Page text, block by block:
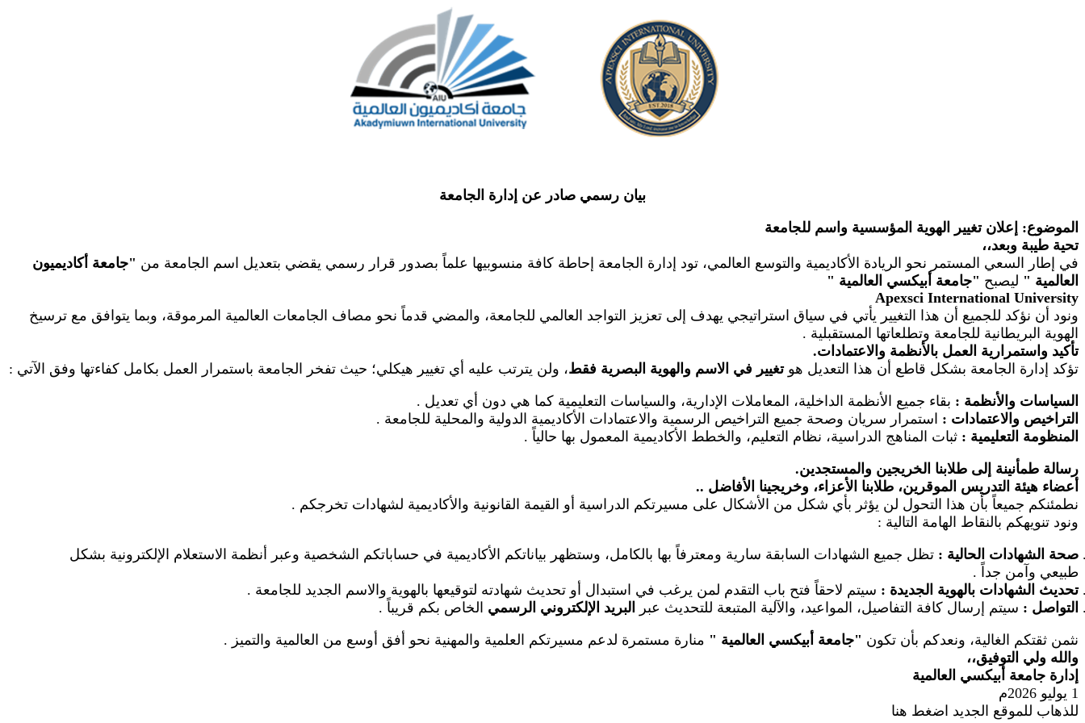
بيان رسمي صادر عن إدارة الجامعة
الموضوع: إعلان تغيير الهوية المؤسسية واسم للجامعة
تحية طيبة وبعد،،
في إطار السعي المستمر نحو الريادة الأكاديمية والتوسع العالمي، تود إدارة الجامعة إحاطة كافة منسوبيها علماً بصدور قرار رسمي يقضي بتعديل اسم الجامعة من "جامعة أكاديميون
العالمية " ليصبح "جامعة أبيكسي العالمية "
International University
Apexsci
ونود أن نؤكد للجميع أن هذا التغيير يأتي في سياق استراتيجي يهدف إلى تعزيز التواجد العالمي للجامعة، والمضي قدماً نحو مصاف الجامعات العالمية المرموقة، وبما يتوافق مع ترسيخ
الهوية البريطانية للجامعة وتطلعاتها المستقبلية .
تأكيد واستمرارية العمل بالأنظمة والاعتمادات.
تؤكد إدارة الجامعة بشكل قاطع أن هذا التعديل هوتغيير في الاسم والهوية البصرية فقط، ولن يترتب عليه أي تغيير هيكلي؛ حيث تفخر الجامعة باستمرار العمل بكامل كفاءتها وفق الآتي :
السياسات والأنظمة : بقاء جميع الأنظمة الداخلية، المعاملات الإدارية، والسياسات التعليمية كما هي دون أي تعديل .
التراخيص والاعتمادات : استمرار سريان وصحة جميع التراخيص الرسمية والاعتمادات الأكاديمية الدولية والمحلية للجامعة .
المنظومة التعليمية : ثبات المناهج الدراسية، نظام التعليم، والخطط الأكاديمية المعمول بها حالياً .
رسالة طمأنينة إلى طلابنا الخريجين والمستجدين.
أعضاء هيئة التدريس الموقرين، طلابنا الأعزاء، وخريجينا الأفاضل ..
نطمئنكم جميعاً بأن هذا التحول لن يؤثر بأي شكل من الأشكال على مسيرتكم الدراسية أو القيمة القانونية والأكاديمية لشهادات تخرجكم .
ونود تنويهكم بالنقاط الهامة التالية :
صحة الشهادات الحالية : تظل جميع الشهادات السابقة سارية ومعترفاً بها بالكامل، وستظهر بياناتكم الأكاديمية في حساباتكم الشخصية وعبر أنظمة الاستعلام الإلكترونية بشكل
طبيعي وآمن جداً .
تحديث الشهادات بالهوية الجديدة : سيتم لاحقاً فتح باب التقدم لمن يرغب في استبدال أو تحديث شهادته لتوقيعها بالهوية والاسم الجديد للجامعة .
التواصل : سيتم إرسال كافة التفاصيل، المواعيد، والآلية المتبعة للتحديث عبر البريد الإلكتروني الرسمي الخاص بكم قريباً .
نثمن ثقتكم الغالية، ونعدكم بأن تكون "جامعة أبيكسي العالمية " منارة مستمرة لدعم مسيرتكم العلمية والمهنية نحو أفق أوسع من العالمية والتميز .
والله ولي التوفيق،،
إدارة جامعة أبيكسي العالمية
1 يوليو 2026م
للذهاب للموقع الجديد اضغط هنا